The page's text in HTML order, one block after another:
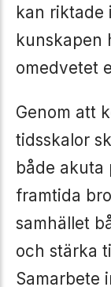
kan riktade
kunskapen
omedvetet
Genom att
tidsskalor
både akuta
framtida
samhället
och stärka
Samarbete